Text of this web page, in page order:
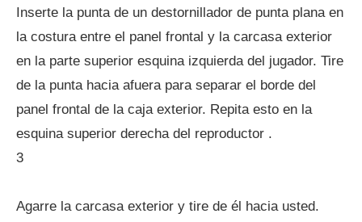
Inserte la punta de un destornillador de punta plana en
la costura entre el panel frontal y la carcasa exterior
en la parte superior esquina izquierda del jugador. Tire
de la punta hacia afuera para separar el borde del
panel frontal de la caja exterior. Repita esto en la
esquina superior derecha del reproductor .
3
Agarre la carcasa exterior y tire de él hacia usted.